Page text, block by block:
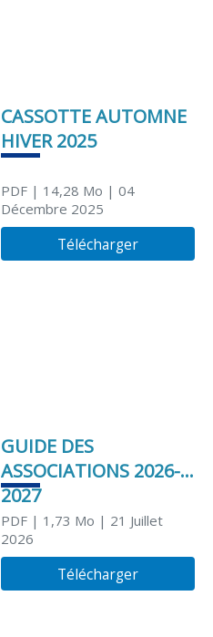
CASSOTTE AUTOMNE
HIVER 2025
PDF| 14,28 Mo | 04
Décembre 2025
Télécharger
GUIDE DES
ASSOCIATIONS 2026-
2027
PDF| 1,73 Mo | 21 Juillet
2026
Télécharger